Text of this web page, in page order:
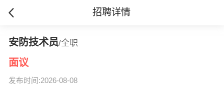
招聘详情
安防技术员/全职
面议
发布时间:2026-08-08